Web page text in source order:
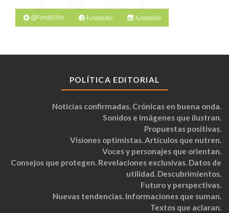
POLÍTICA EDITORIAL
Noticias confirmadas. Crónicas en buena onda.
Sonidos e imágenes que ilustran.
Propuestas positivas.
Visiones optimistas. Artículos que nutren.
Voces y personajes que orientan.
Consejos que protegen. Revelaciones exclusivas. Datos de
utilidad. Descubrimientos.
Futuro y perspectivas.
Nuevas tendencias. Informaciones que suman.
Textos que aclaran.